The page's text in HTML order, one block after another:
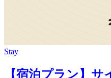
Stay
【宿泊プラン】